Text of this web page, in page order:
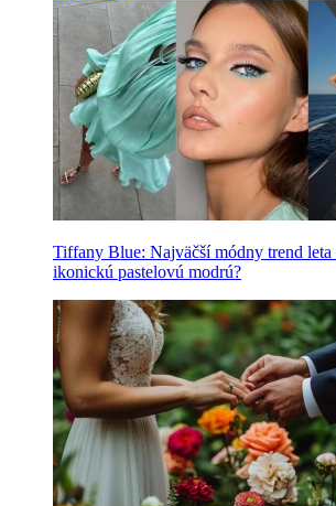
Tiffany Blue: Najväčší módny trend
ikonickú pastelovú modrú?